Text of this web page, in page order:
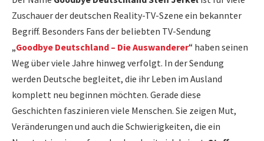
Zuschauer der deutschen Reality-TV-Szene ein bekannter
Begriff. Besonders Fans der beliebten TV-Sendung
„Goodbye Deutschland – Die Auswanderer“ haben seinen
Weg über viele Jahre hinweg verfolgt. In der Sendung
werden Deutsche begleitet, die ihr Leben im Ausland
komplett neu beginnen möchten. Gerade diese
Geschichten faszinieren viele Menschen. Sie zeigen Mut,
Veränderungen und auch die Schwierigkeiten, die ein